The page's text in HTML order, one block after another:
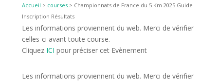
Accueil > courses> Championnats de France du 5 Km 2025 Guide
Inscription Résultats
Les informations proviennent du web. Merci de vérifier
celles-ci avant toute course.
Cliquez ICI pour préciser cet Evènement
Les informations proviennent du web. Merci de vérifier